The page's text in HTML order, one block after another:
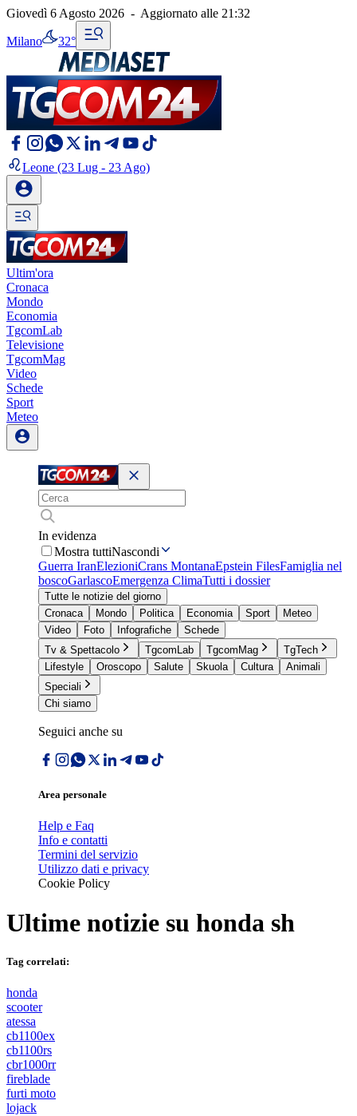
Giovedì 6 Agosto 2026 - Aggiornato alle 21:32
Milano 32°
Leone (23 Lug - 23 Ago)
Ultim'ora
Cronaca
Mondo
Economia
TgcomLab
Televisione
TgcomMag
Video
Schede
Sport
Meteo
In evidenza
Mostra tuttiNascondi
Guerra IranElezioniCrans MontanaEpstein FilesFamiglia nel
boscoGarlascoEmergenza ClimaTutti i dossier
Tutte le notizie del giorno
Cronaca
Mondo Politica Economia Sport
Meteo
Video
Foto Infografiche
Schede
Tv & Spettacolo
TgcomLab TgcomMag
TgTech
Lifestyle
Oroscopo Salute Skuola Cultura
Animali
Speciali
Chi siamo
Seguici anche su
Area personale
Help e Faq
Info e contatti
Termini del servizio
Utilizzo dati e privacy
Cookie Policy
Ultime notizie su honda sh
Tag correlati:
honda
scooter
atessa
cb1100ex
cb1100rs
cbr1000rr
fireblade
furti moto
lojack